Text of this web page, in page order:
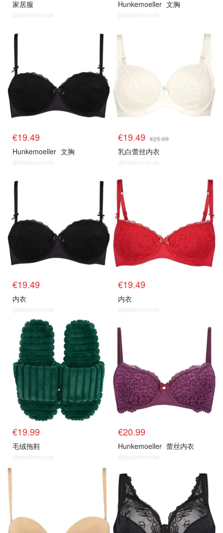
家居服
@dealmoon.de
Hunkemoeller 文胸
@dealmoon.de
€19.49
Hunkemoeller 文胸
@dealmoon.de
€19.49 €25.99
乳白蕾丝内衣
@dealmoon.de
€19.49
内衣
@dealmoon.de
€19.49
内衣
@dealmoon.de
€19.99
毛绒拖鞋
@dealmoon.de
€20.99
Hunkemoeller 蕾丝内衣
@dealmoon.de